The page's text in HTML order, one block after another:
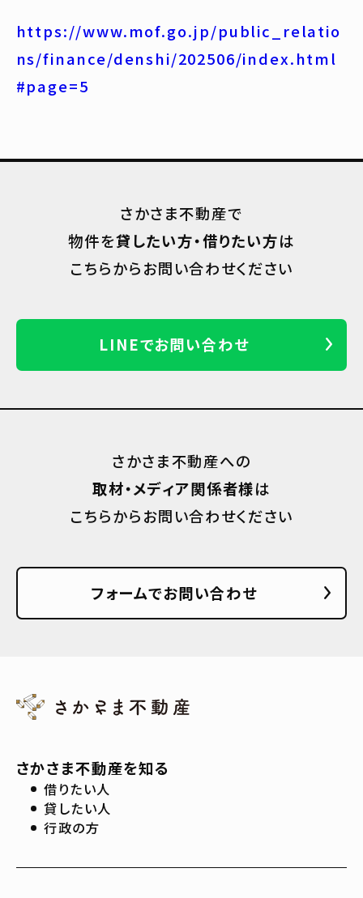
https://www.mof.go.jp/public_relatio
ns/finance/denshi/202506/index.html
#page=5
さかさま不動産で
物件を貸したい方・借りたい方は
こちらからお問い合わせください
LINEでお問い合わせ
さかさま不動産への
取材・メディア関係者様は
こちらからお問い合わせください
フォームでお問い合わせ
さかさま不動産を知る
借りたい人
貸したい人
行政の方